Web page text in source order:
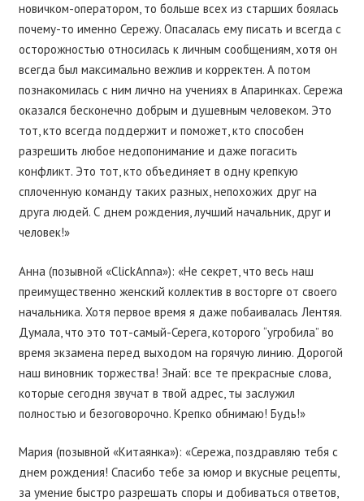
новичком-оператором, то больше всех из старших боялась
почему-то именно Сережу. Опасалась ему писать и всегда с
осторожностью относилась к личным сообщениям, хотя он
всегда был максимально вежлив и корректен. А потом
познакомилась с ним лично на учениях в Апаринках. Сережа
оказался бесконечно добрым и душевным человеком. Это
тот, кто всегда поддержит и поможет, кто способен
разрешить любое недопонимание и даже погасить
конфликт. Это тот, кто объединяет в одну крепкую
сплоченную команду таких разных, непохожих друг на
друга людей. С днем рождения, лучший начальник, друг и
человек!»
Анна (позывной «ClickAnna»): «Не секрет, что весь наш
преимущественно женский коллектив в восторге от своего
начальника. Хотя первое время я даже побаивалась Лентяя.
Думала, что это тот-самый-Серега, которого “угробила” во
время экзамена перед выходом на горячую линию. Дорогой
наш виновник торжества! Знай: все те прекрасные слова,
которые сегодня звучат в твой адрес, ты заслужил
полностью и безоговорочно. Крепко обнимаю! Будь!»
Мария (позывной «Китаянка»): «Сережа, поздравляю тебя с
днем рождения! Спасибо тебе за юмор и вкусные рецепты,
за умение быстро разрешать споры и добиваться ответов,